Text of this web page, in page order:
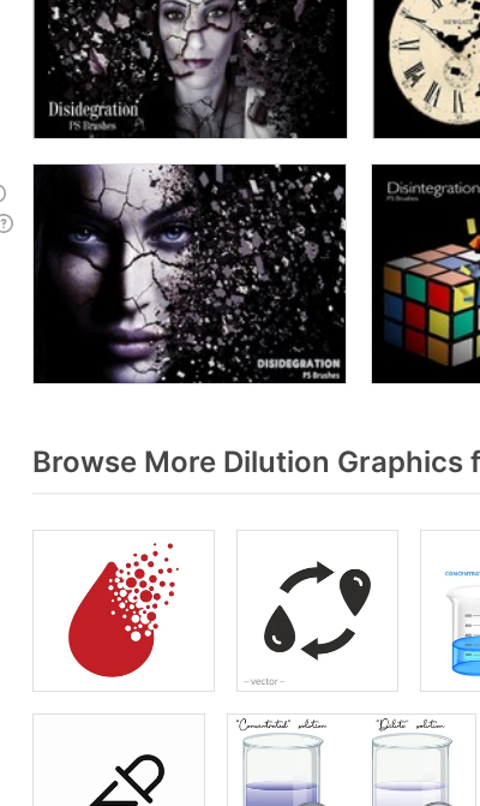
Browse More Dilution